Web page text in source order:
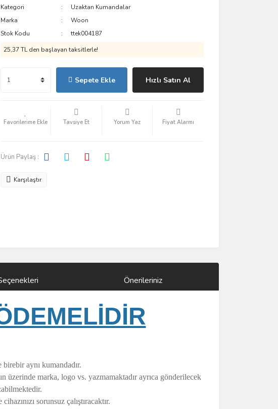
Kategori
Uzaktan Kumandalar
Marka
Woon
Stok Kodu
ttek004187
25,37 TL den başlayan taksitlerle!
Sepete Ekle Hızlı Satın Al
Tavsiye Et Yorum Yaz Fiyat Alarmı
Ürün Paylaş :
Karşılaştır
Önerileriniz
aynı kumandadır.
üzerinde marka, logo vs. yazmamaktadır ayrıca gönderilecek
sorunsuz çalıştıracaktır.